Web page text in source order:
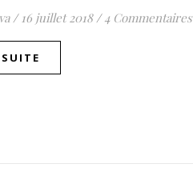
/ 16 juillet 2018 / 4 Commentaires